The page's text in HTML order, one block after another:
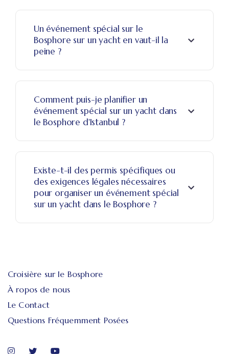
Un événement spécial sur le
Bosphore sur un yacht en vaut-il la
peine ?
Comment puis-je planifier un
événement spécial sur un yacht dans
le Bosphore d'Istanbul ?
Existe-t-il des permis spécifiques ou
des exigences légales nécessaires
pour organiser un événement spécial
sur un yacht dans le Bosphore ?
Croisière sur le Bosphore
À ropos de nous
Le Contact
Questions Fréquemment Posées